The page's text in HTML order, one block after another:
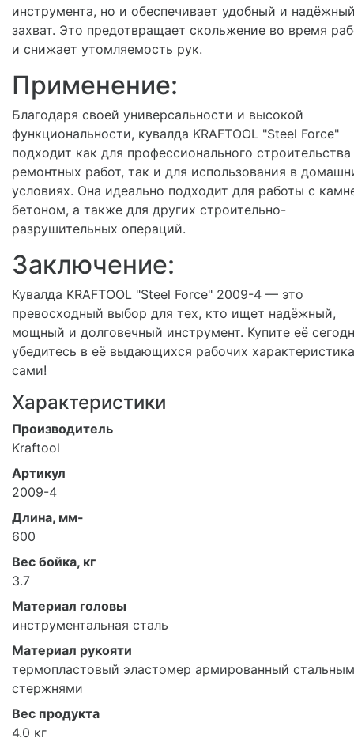
инструмента, но и обеспечивает удобный и
захват. Это предотвращает скольжение во время
и снижает утомляемость рук.
Применение:
Благодаря своей универсальности и высокой
функциональности, кувалда KRAFTOOL "Steel Force"
подходит как для профессионального
ремонтных работ, так и для использования в
условиях. Она идеально подходит для работы с
бетоном, а также для других строительно-
разрушительных операций.
Заключение:
Кувалда KRAFTOOL "Steel Force" 2009-4 — это
превосходный выбор для тех, кто ищет надёжный,
мощный и долговечный инструмент. Купите её
убедитесь в её выдающихся рабочих
сами!
Характеристики
Производитель
Kraftool
Артикул
2009-4
Длина, мм-
600
Вес бойка, кг
3.7
Материал головы
инструментальная сталь
Материал рукояти
термопластовый эластомер армированный
стержнями
Вес продукта
4.0 кг